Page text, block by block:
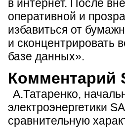
в интернет. После
оперативной и
избавиться от
и сконцентрировать
базе данных».
Комментарий
А.Татаренко,
электроэнергетики
сравнительную